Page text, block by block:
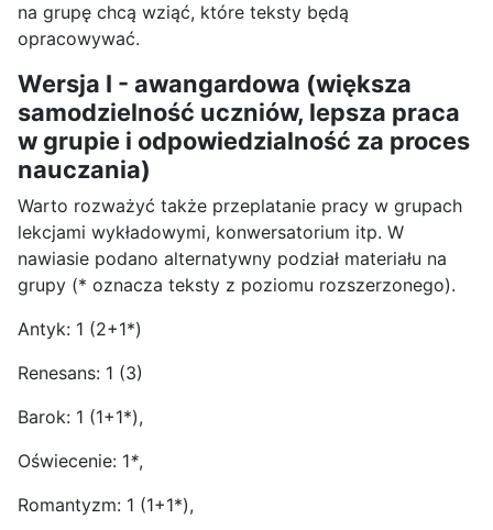
na grupę chcą wziąć, które teksty będą
opracowywać.
Wersja I - awangardowa (większa
samodzielność uczniów, lepsza praca
w grupie i odpowiedzialność za proces
nauczania)
Warto rozważyć także przeplatanie pracy w grupach
lekcjami wykładowymi, konwersatorium itp. W
nawiasie podano alternatywny podział materiału na
grupy (* oznacza teksty z poziomu rozszerzonego).
Antyk: 1 (2+1*)
Renesans: 1 (3)
Barok: 1 (1+1*),
Oświecenie: 1*,
Romantyzm: 1 (1+1*),